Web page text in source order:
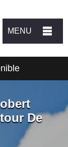
MENU
De